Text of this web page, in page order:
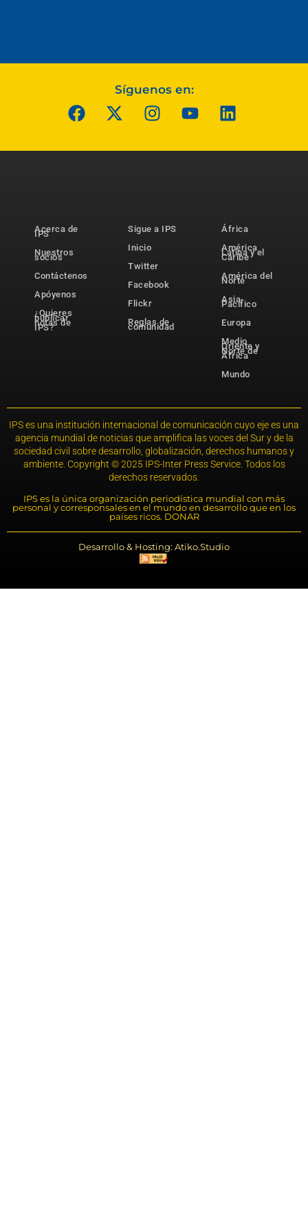
Síguenos en:
Acerca de
IPS
Nuestros
socios
Contáctenos
Apóyenos
¿Quieres
publicar
notas de
IPS?
Sigue a IPS
Inicio
Twitter
Facebook
Flickr
Reglas de
comunidad
África
América
Latina y el
Caribe
América del
Norte
Asia-
Pacífico
Europa
Medio
Oriente y
Norte de
África
Mundo
IPS es una institución internacional de comunicación cuyo eje es una
agencia mundial de noticias que amplifica las voces del Sur y de la
sociedad civil sobre desarrollo, globalización, derechos humanos y
ambiente. Copyright © 2025 IPS-Inter Press Service. Todos los
derechos reservados.
IPS es la única organización periodística mundial con más
personal y corresponsales en el mundo en desarrollo que en los
países ricos. DONAR
Desarrollo & Hosting: Atiko.Studio